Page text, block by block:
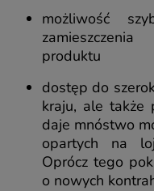
możliwość
produktu
dostęp do
kraju, ale także
daje mnóstwo
opartych na
Oprócz tego
o nowych